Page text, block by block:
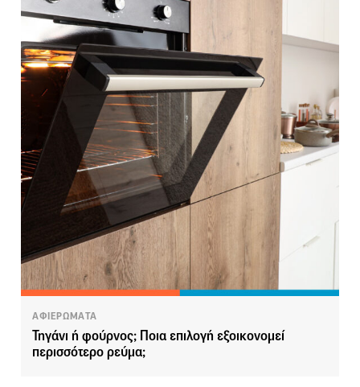
ΑΦΙΕΡΩΜΑΤΑ
Τηγάνι ή φούρνος; Ποια επιλογή εξοικονομεί
περισσότερο ρεύμα;